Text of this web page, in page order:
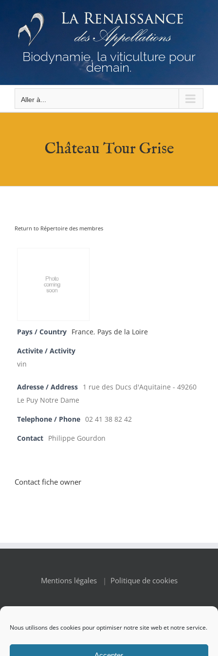
Nous utilisons des cookies pour optimiser notre site web et notre service.
contenu
Biodynamie, la viticulture pour
demain.
Aller à...
Château Tour Grise
Return to Répertoire des membres
Pays / Country France, Pays de la Loire
Activite / Activity
vin
Adresse / Address
1 rue des Ducs d'Aquitaine - 49260
Le Puy Notre Dame
Telephone / Phone 02 41 38 82 42
Contact Philippe Gourdon
Contact fiche owner
Mentions légales| Politique de cookies